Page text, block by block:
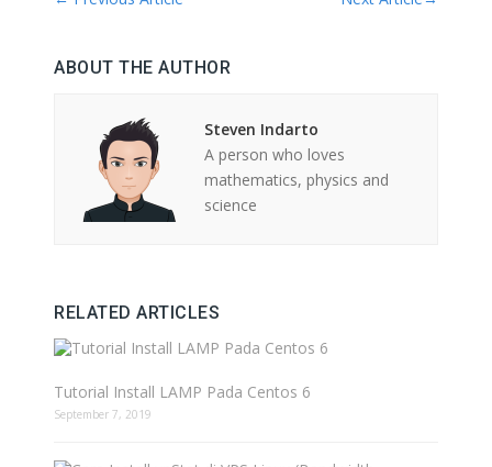
ABOUT THE AUTHOR
Steven Indarto
A person who loves
mathematics, physics and
science
RELATED ARTICLES
Tutorial Install LAMP Pada Centos 6
September 7, 2019